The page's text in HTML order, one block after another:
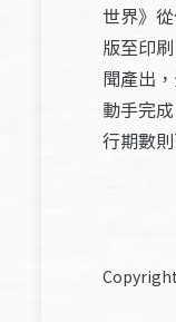
世界》
版至印
聞產出
動手完
行期數